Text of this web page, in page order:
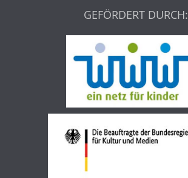
GEFÖRDERT DURCH: